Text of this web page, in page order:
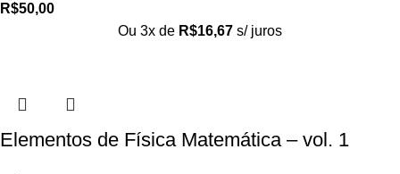
R$50,00
Ou 3x de R$16,67 s/ juros
Elementos de Física Matemática – vol. 1